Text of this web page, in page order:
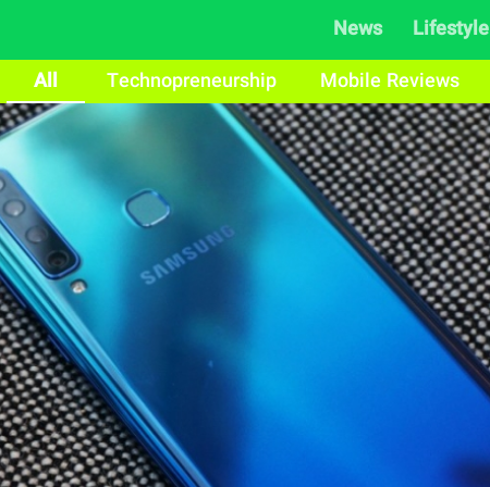
News Lifestyle
All
Technopreneurship Mobile Reviews